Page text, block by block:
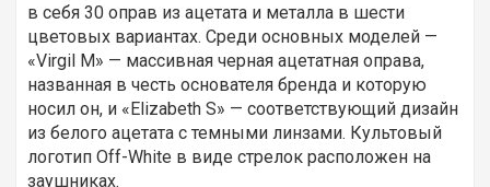
в себя 30 оправ из ацетата и металла в шести
цветовых вариантах. Среди основных моделей —
«Virgil M» — массивная черная ацетатная оправа,
названная в честь основателя бренда и которую
носил он, и «Elizabeth S» — соответствующий дизайн
из белого ацетата с темными линзами. Культовый
логотип Off-White в виде стрелок расположен на
заушниках.